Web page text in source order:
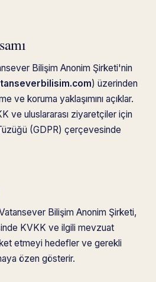
Bilişim Anonim Şirketi'nin
) üzerinden
ve koruma yaklaşımını açıklar.
ve uluslararası ziyaretçiler için
(GDPR) çerçevesinde
Bilişim Anonim Şirketi,
KVKK ve ilgili mevzuat
etmeyi hedefler ve gerekli
özen gösterir.